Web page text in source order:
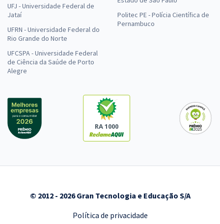
UFJ - Universidade Federal de
Jataí
UFRN - Universidade Federal do
Rio Grande do Norte
UFCSPA - Universidade Federal
de Ciência da Saúde de Porto
Alegre
Politec PE - Polícia Científica de
Pernambuco
RA 1000
© 2012 - 2026 Gran Tecnologia e Educação S/A
Política de privacidade